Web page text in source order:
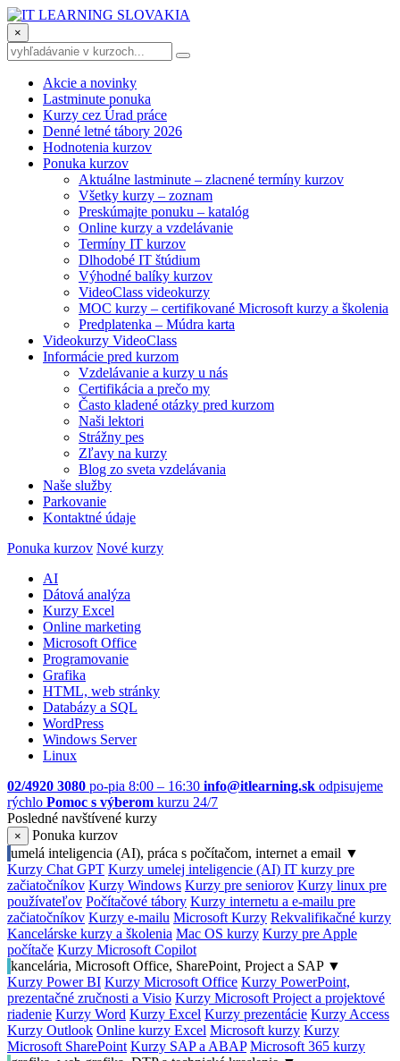
×
Akcie a novinky
Lastminute ponuka
Kurzy cez Úrad práce
Denné letné tábory 2026
Hodnotenia kurzov
Ponuka kurzov
Aktuálne lastminute – zlacnené termíny kurzov
Všetky kurzy – zoznam
Preskúmajte ponuku – katalóg
Online kurzy a vzdelávanie
Termíny IT kurzov
Dlhodobé IT štúdium
Výhodné balíky kurzov
VideoClass videokurzy
MOC kurzy – certifikované Microsoft kurzy a školenia
Predplatenka – Múdra karta
Videokurzy VideoClass
Informácie pred kurzom
Vzdelávanie a kurzy u nás
Certifikácia a prečo my
Často kladené otázky pred kurzom
Naši lektori
Strážny pes
Zľavy na kurzy
Blog zo sveta vzdelávania
Naše služby
Parkovanie
Kontaktné údaje
Ponuka kurzov Nové kurzy
AI
Dátová analýza
Kurzy Excel
Online marketing
Microsoft Office
Programovanie
Grafika
HTML, web stránky
Databázy a SQL
WordPress
Windows Server
Linux
02/4920 3080 po-pia 8:00 – 16:30 info@itlearning.sk odpisujeme
rýchlo Pomoc s výberom kurzu 24/7
Posledné navštívené kurzy
×
Ponuka kurzov
umelá inteligencia (AI), práca s počítačom, internet a email ▼
Kurzy Chat GPT Kurzy umelej inteligencie (AI) IT kurzy pre
začiatočníkov Kurzy Windows Kurzy pre seniorov Kurzy linux pre
používateľov Počítačové tábory Kurzy internetu a e-mailu pre
začiatočníkov Kurzy e-mailu Microsoft Kurzy Rekvalifikačné kurzy
Kancelárske kurzy a školenia Mac OS kurzy Kurzy pre Apple
počítače Kurzy Microsoft Copilot
kancelária, Microsoft Office, SharePoint, Project a SAP ▼
Kurzy Power BI Kurzy Microsoft Office Kurzy PowerPoint,
prezentačné zručnosti a Visio Kurzy Microsoft Project a projektové
riadenie Kurzy Word Kurzy Excel Kurzy prezentácie Kurzy Access
Kurzy Outlook Online kurzy Excel Microsoft kurzy Kurzy
Microsoft SharePoint Kurzy SAP a ABAP Microsoft 365 kurzy